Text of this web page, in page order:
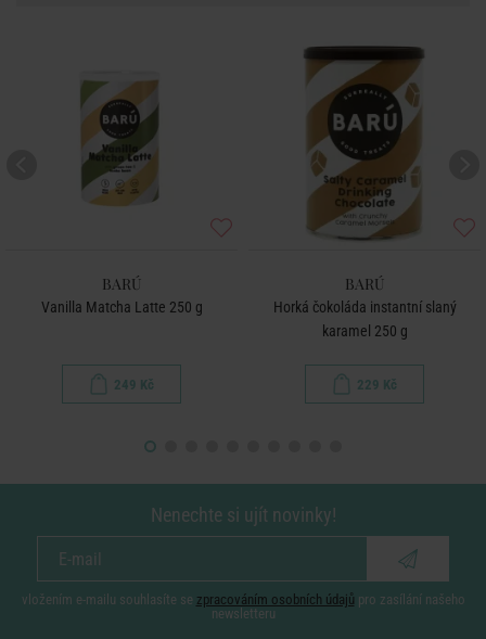
BARÚ
Vanilla Matcha Latte 250 g
249 Kč
BARÚ
Horká čokoláda instantní slaný
karamel 250 g
229 Kč
Nenechte si ujít novinky!
vložením e-mailu souhlasíte se zpracováním osobních údajů pro zasílání našeho
newsletteru